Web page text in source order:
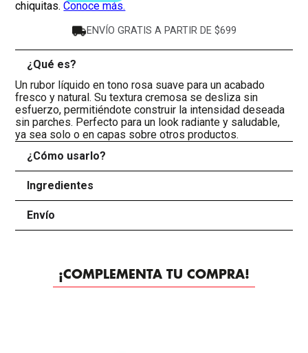
ENVÍO GRATIS A PARTIR DE $699
¿Qué es?
Un rubor líquido en tono rosa suave para un acabado
fresco y natural. Su textura cremosa se desliza sin
esfuerzo, permitiéndote construir la intensidad deseada
sin parches. Perfecto para un look radiante y saludable,
ya sea solo o en capas sobre otros productos.
¿Cómo usarlo?
Ingredientes
Envío
¡COMPLEMENTA TU COMPRA!